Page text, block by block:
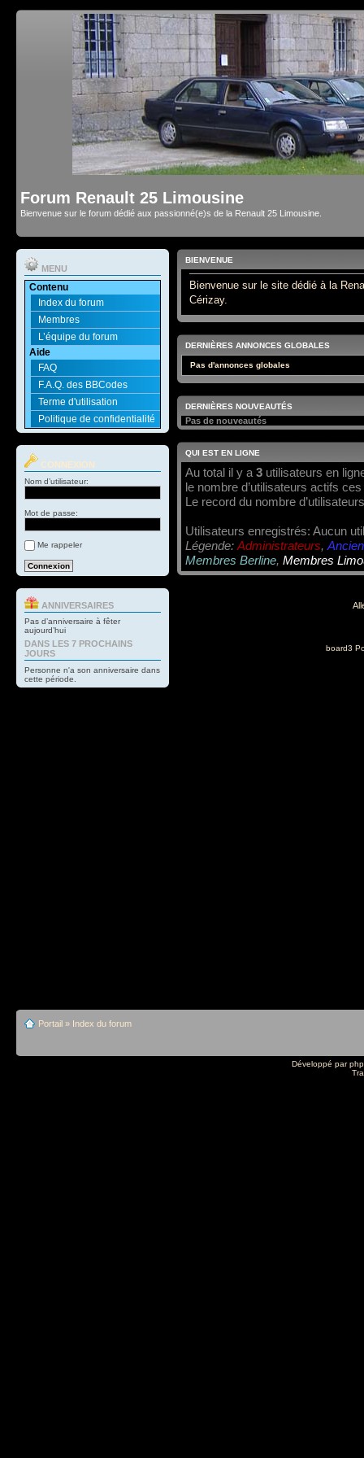
Forum Renault 25 Limousine
Bienvenue sur le forum dédié aux passionné(e)s de la Renault 25 Limousine.
MENU
Contenu
Index du forum
Membres
L’équipe du forum
Aide
FAQ
F.A.Q. des BBCodes
Terme d'utilisation
Politique de confidentialité
CONNEXION
Nom d’utilisateur:
Mot de passe:
Me rappeler
ANNIVERSAIRES
Pas d’anniversaire à fêter
aujourd’hui
DANS LES 7 PROCHAINS
JOURS
Personne n'a son anniversaire dans
cette période.
BIENVENUE
Bienvenue sur le site dédié à la
Cérizay.
DERNIÈRES ANNONCES GLOBALES
Pas d'annonces globales
DERNIÈRES NOUVEAUTÉS
Pas de nouveautés
QUI EST EN LIGNE
Au total il y a 3 utilisateurs en
le nombre d’utilisateurs actifs
Le record du nombre
Utilisateurs enregistrés: Aucun
Légende: Administrateurs,
Membres Berline, Membres
board3
Portail » Index du forum
Développé par